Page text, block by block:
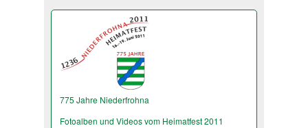
775 Jahre Niederfrohna
Fotoalben und Videos vom Heimatfest 2011